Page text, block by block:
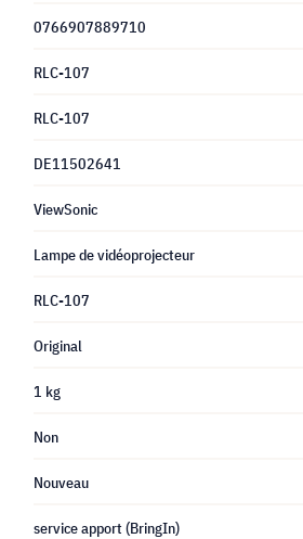
0766907889710
RLC-107
RLC-107
DE11502641
ViewSonic
Lampe de vidéoprojecteur
RLC-107
Original
1 kg
Non
Nouveau
service apport (BringIn)